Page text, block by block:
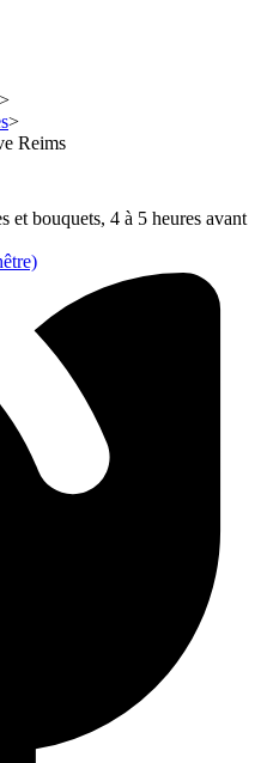
Reims
et bouquets, 4 à 5 heures avant